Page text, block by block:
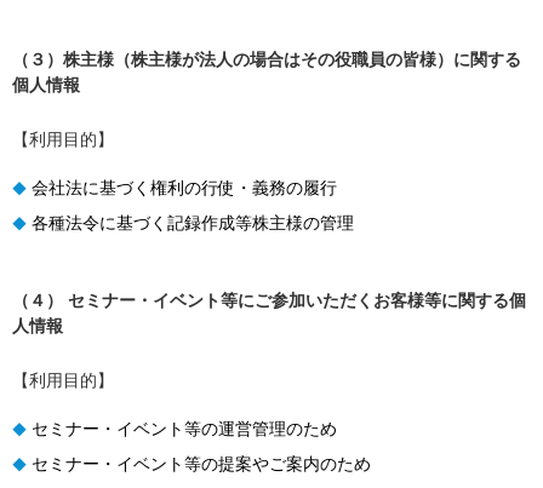
（３）株主様（株主様が法人の場合はその役職員の皆様）に関する
個人情報
【利用目的】
◆ 会社法に基づく権利の行使・義務の履行
◆ 各種法令に基づく記録作成等株主様の管理
（４） セミナー・イベント等にご参加いただくお客様等に関する個
人情報
【利用目的】
◆ セミナー・イベント等の運営管理のため
◆ セミナー・イベント等の提案やご案内のため